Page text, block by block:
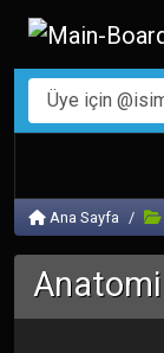
Ana Sayfa
Anatomi